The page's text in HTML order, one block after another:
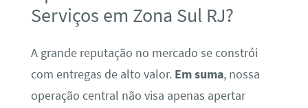
Serviços em Zona Sul RJ?
A grande reputação no mercado se constrói
com entregas de alto valor. Em suma, nossa
operação central não visa apenas apertar